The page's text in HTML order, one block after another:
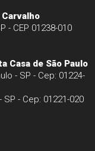
- CEP 01238-010
Casa de São Paulo
- SP - Cep: 01224-
- Cep: 01221-020